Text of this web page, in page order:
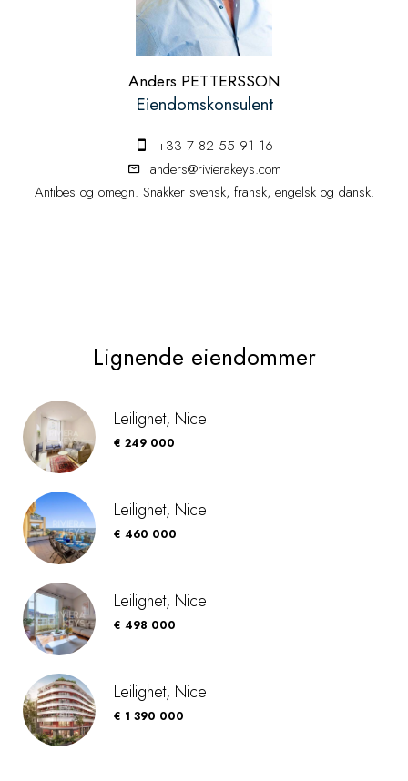
Anders PETTERSSON
Eiendomskonsulent
+33 7 82 55 91 16
anders@rivierakeys.com
Antibes og omegn. Snakker svensk, fransk, engelsk og dansk.
Lignende eiendommer
Leilighet, Nice
€ 249 000
Leilighet, Nice
€ 460 000
Leilighet, Nice
€ 498 000
Leilighet, Nice
€ 1 390 000